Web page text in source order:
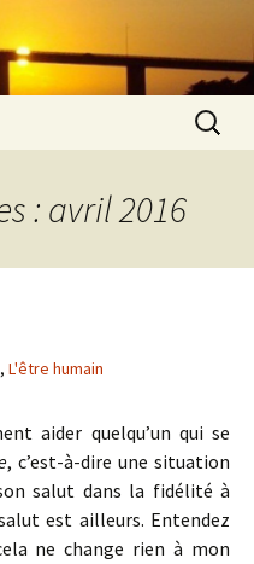
: avril 2016
, L'être humain
aider quelqu’un qui se
, c’est-à-dire une situation
salut dans la fidélité à
est ailleurs. Entendez
ne change rien à mon